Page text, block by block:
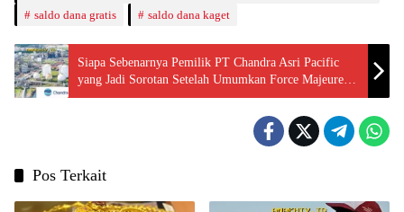
saldo dana gratis
saldo dana kaget
Siapa Sebenarnya Pemilik PT Chandra Asri Pacific
yang Jadi Sorotan Setelah Umumkan Force Majeure
Akibat Penutupan Selat Hormuz?
Pos Terkait